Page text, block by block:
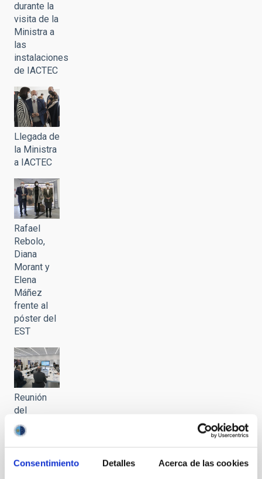
Consentimiento Detalles Acerca de las cookies
durante la
visita de la
Ministra a
las
instalaciones
de IACTEC
Llegada de
la Ministra
a IACTEC
Rafael
Rebolo,
Diana
Morant y
Elena
Máñez
frente al
póster del
EST
Reunión
del
Consejo
Rector
2021